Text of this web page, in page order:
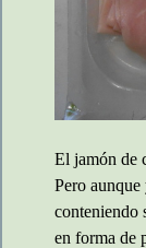
El jamón de
Pero aunque
conteniendo
en forma de